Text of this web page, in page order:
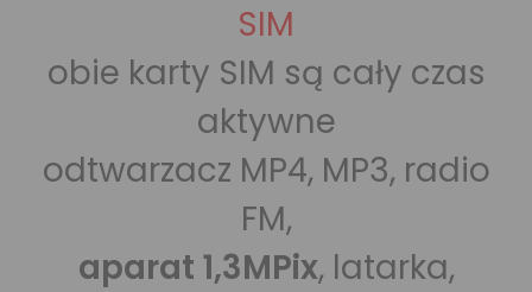
SIM
obie karty SIM są cały czas
aktywne
odtwarzacz MP4, MP3, radio
FM,
aparat 1,3MPix, latarka,